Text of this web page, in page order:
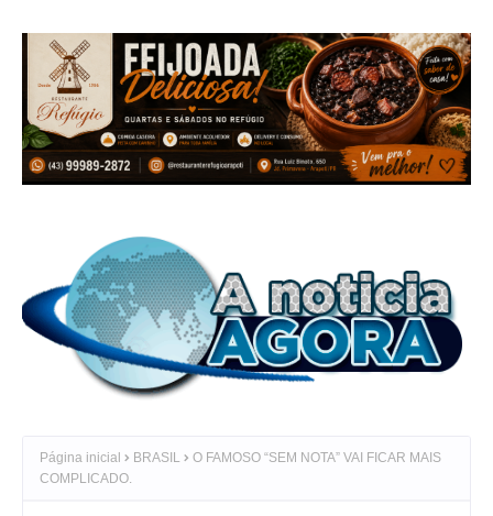
Página inicial BRASIL
O FAMOSO “SEM NOTA” VAI FICAR MAIS
COMPLICADO.